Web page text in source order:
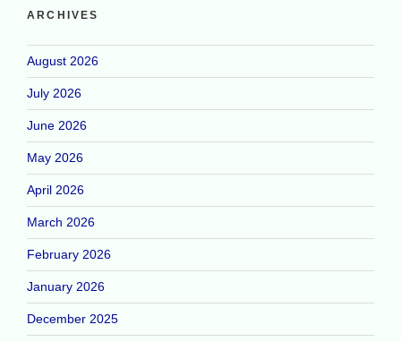
ARCHIVES
August 2026
July 2026
June 2026
May 2026
April 2026
March 2026
February 2026
January 2026
December 2025